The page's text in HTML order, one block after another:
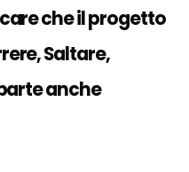
che il progetto
Saltare,
anche